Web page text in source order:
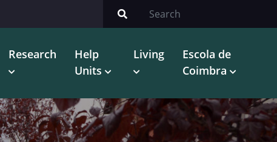
Research
Help
Units
Living
Escola de
Coimbra